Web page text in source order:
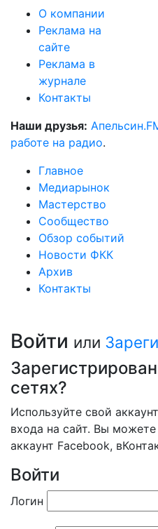
О компании
Реклама на
сайте
Реклама в
журнале
Контакты
Наши друзья:
работе на радио.
Главное
Медиарынок
Мастерство
Сообщество
Обзор событий
Новости ФКК
Архив
Контакты
Войти или
сетях?
Используйте свой
входа на сайт. Вы
аккаунт Facebook,
Войти
Логин